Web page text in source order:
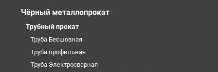
Чёрный металлопрокат
Трубный прокат
Труба Бесшовная
Труба профильная
Труба Электросварная